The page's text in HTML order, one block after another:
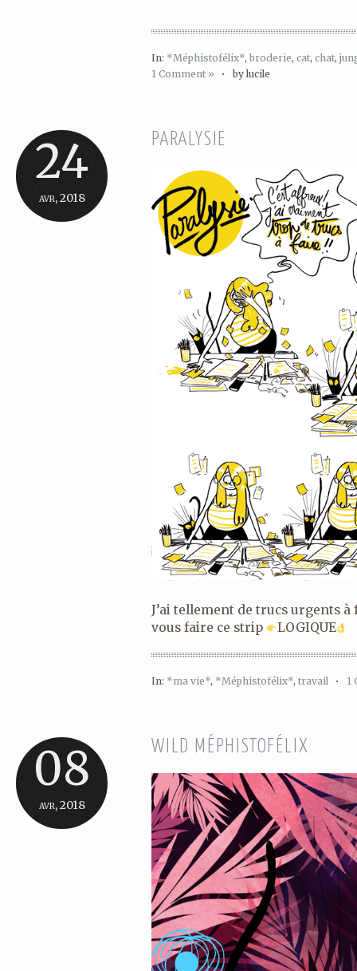
In: *Méphistofélix*, broderie, cat, chat,
1 Comment » •by lucile
24
avr, 2018
PARALYSIE
J’ai tellement de trucs urgents
vous faire ce strip
LOGIQUE
In: *ma vie*, *Méphistofélix*, travail • 1
08
avr, 2018
WILD MÉPHISTOFÉLIX